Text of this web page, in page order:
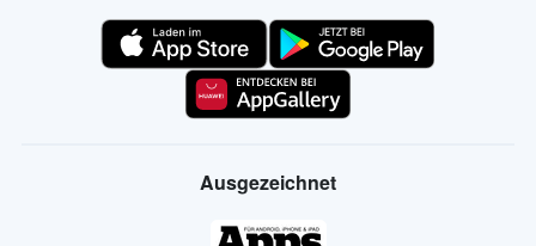
Ausgezeichnet